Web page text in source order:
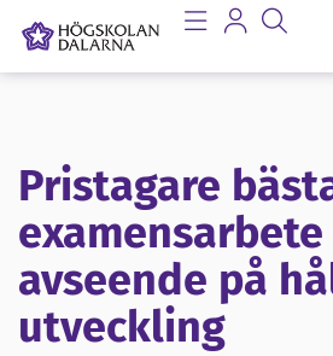
Pristagare
avseende på
utveckling